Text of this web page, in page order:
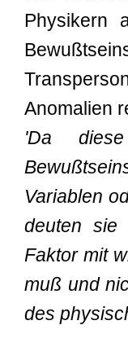
Physikern
Anomalien
'Da
Variablen
deuten sie
Faktor mit
muß und
des